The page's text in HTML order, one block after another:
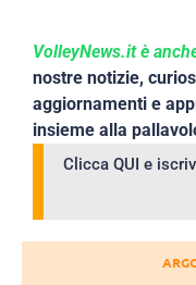
VolleyNews.it è
nostre notizie,
aggiornamenti e
insieme alla
Clicca QUI e